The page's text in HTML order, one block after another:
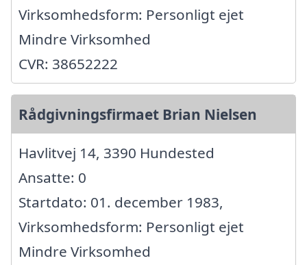
Virksomhedsform: Personligt ejet
Mindre Virksomhed
CVR: 38652222
Rådgivningsfirmaet Brian Nielsen
Havlitvej 14, 3390 Hundested
Ansatte: 0
Startdato: 01. december 1983,
Virksomhedsform: Personligt ejet
Mindre Virksomhed